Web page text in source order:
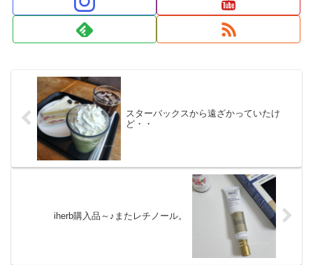
スターバックスから遠ざかっていたけ
ど・・
iherb購入品～♪またレチノール。